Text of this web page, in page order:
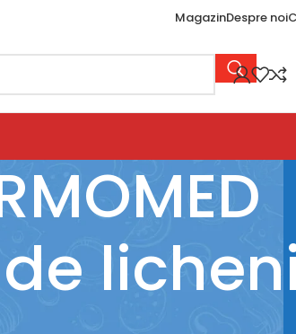
MagazinDespre noi